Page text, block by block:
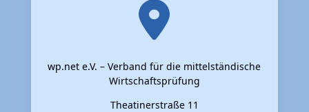
wp.net e.V. – Verband für die mittelständische
Wirtschaftsprüfung
Theatinerstraße 11